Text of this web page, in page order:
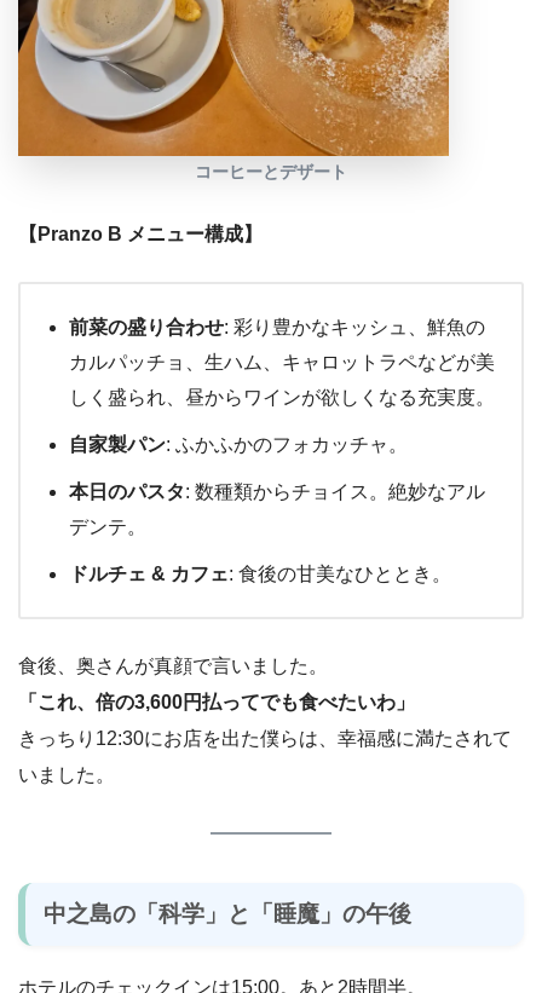
コーヒーとデザート
【Pranzo B メニュー構成】
前菜の盛り合わせ: 彩り豊かなキッシュ、鮮魚の
カルパッチョ、生ハム、キャロットラペなどが美
しく盛られ、昼からワインが欲しくなる充実度。
自家製パン: ふかふかのフォカッチャ。
本日のパスタ: 数種類からチョイス。絶妙なアル
デンテ。
ドルチェ & カフェ: 食後の甘美なひととき。
食後、奥さんが真顔で言いました。
「これ、倍の3,600円払ってでも食べたいわ」
きっちり12:30にお店を出た僕らは、幸福感に満たされて
いました。
中之島の「科学」と「睡魔」の午後
ホテルのチェックインは15:00。あと2時間半。